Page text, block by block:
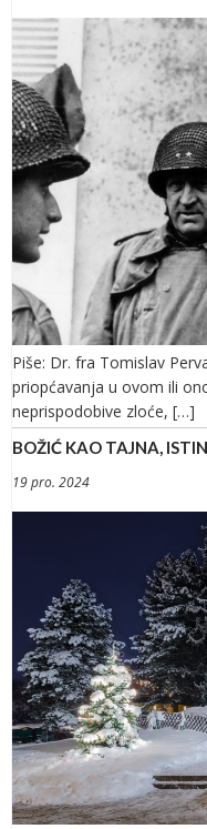
Piše: Dr. fra Tomislav
priopćavanja u ovom ili
neprispodobive zloće, […]
BOŽIĆ KAO TAJNA,
19 pro. 2024